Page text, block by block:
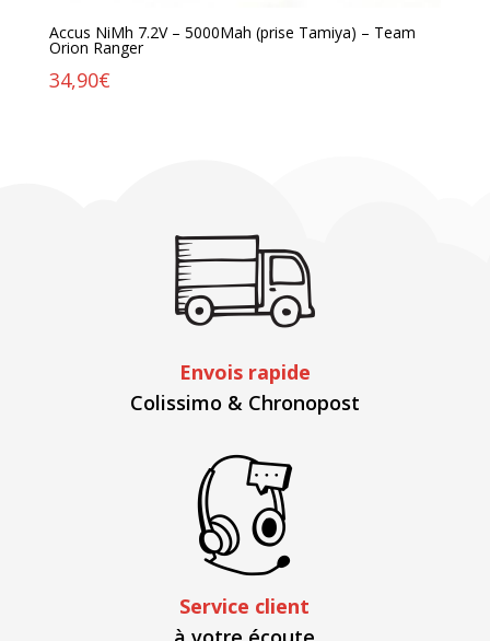
Accus NiMh 7.2V – 5000Mah (prise Tamiya) – Team
Orion Ranger
34,90€
Envois rapide
Colissimo & Chronopost
Service client